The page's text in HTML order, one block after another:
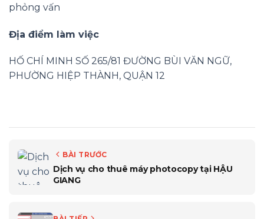
phỏng vấn
Địa điểm làm việc
HỐ CHÍ MINH SỐ 265/81 ĐƯỜNG BÙI VĂN NGỮ,
PHƯỜNG HIỆP THÀNH, QUẬN 12
BÀI TRƯỚC
Dịch vụ cho thuê máy photocopy tại HẬU
GIANG